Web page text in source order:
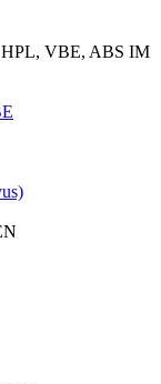
VBE, ABS IM